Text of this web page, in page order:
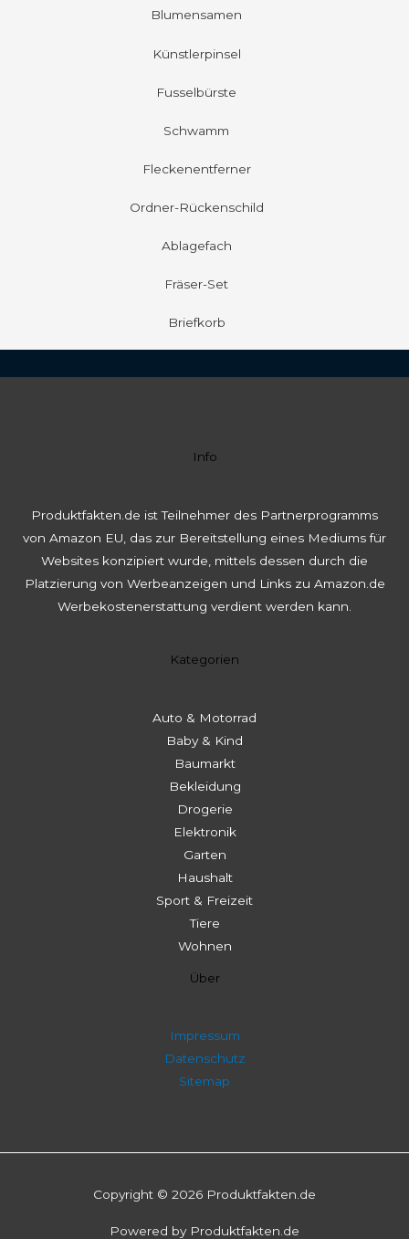
Blumensamen
Künstlerpinsel
Fusselbürste
Schwamm
Fleckenentferner
Ordner-Rückenschild
Ablagefach
Fräser-Set
Briefkorb
Info
Produktfakten.de ist Teilnehmer des Partnerprogramms
von Amazon EU, das zur Bereitstellung eines Mediums für
Websites konzipiert wurde, mittels dessen durch die
Platzierung von Werbeanzeigen und Links zu Amazon.de
Werbekostenerstattung verdient werden kann.
Kategorien
Auto & Motorrad
Baby & Kind
Baumarkt
Bekleidung
Drogerie
Elektronik
Garten
Haushalt
Sport & Freizeit
Tiere
Wohnen
Über
Impressum
Datenschutz
Sitemap
Copyright © 2026 Produktfakten.de
Powered by Produktfakten.de